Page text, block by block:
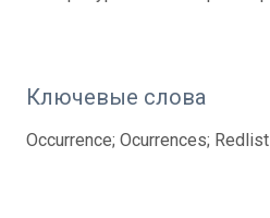
Ключевые слова
Occurrence; Ocurrences; Redlist